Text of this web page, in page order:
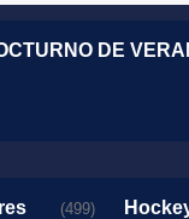
DE
(499)